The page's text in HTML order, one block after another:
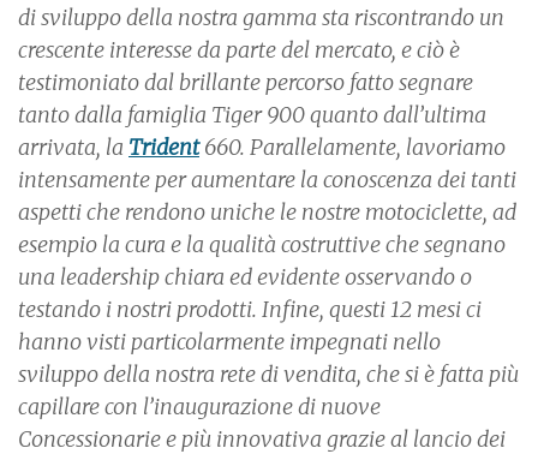
di sviluppo della nostra gamma sta riscontrando un
crescente interesse da parte del mercato, e ciò è
testimoniato dal brillante percorso fatto segnare
tanto dalla famiglia Tiger 900 quanto dall’ultima
arrivata, la Trident660. Parallelamente, lavoriamo
intensamente per aumentare la conoscenza dei tanti
aspetti che rendono uniche le nostre motociclette, ad
esempio la cura e la qualità costruttive che segnano
una leadership chiara ed evidente osservando o
testando i nostri prodotti. Infine, questi 12 mesi ci
hanno visti particolarmente impegnati nello
sviluppo della nostra rete di vendita, che si è fatta più
capillare con l’inaugurazione di nuove
Concessionarie e più innovativa grazie al lancio dei